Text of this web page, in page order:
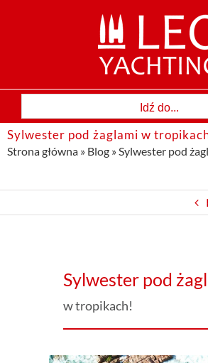
Idź do...
Sylwester pod żaglami w
Strona główna » Blog »Sylwester pod
Sylwester pod
w tropikach!